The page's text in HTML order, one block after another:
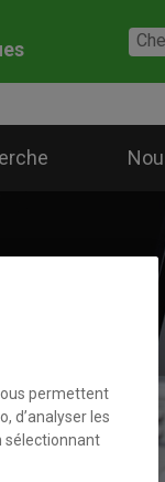
permettent
d’analyser les
sélectionnant